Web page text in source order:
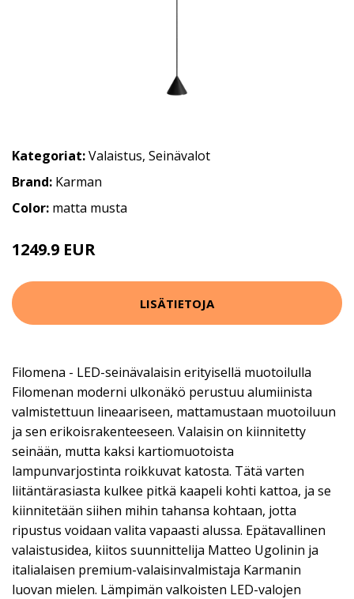
Kategoriat:Valaistus, Seinävalot
Brand: Karman
Color: matta musta
1249.9 EUR
LISÄTIETOJA
Filomena - LED-seinävalaisin erityisellä muotoilulla
Filomenan moderni ulkonäkö perustuu alumiinista
valmistettuun lineaariseen, mattamustaan muotoiluun
ja sen erikoisrakenteeseen. Valaisin on kiinnitetty
seinään, mutta kaksi kartiomuotoista
lampunvarjostinta roikkuvat katosta. Tätä varten
liitäntärasiasta kulkee pitkä kaapeli kohti kattoa, ja se
kiinnitetään siihen mihin tahansa kohtaan, jotta
ripustus voidaan valita vapaasti alussa. Epätavallinen
valaistusidea, kiitos suunnittelija Matteo Ugolinin ja
italialaisen premium-valaisinvalmistaja Karmanin
luovan mielen. Lämpimän valkoisten LED-valojen